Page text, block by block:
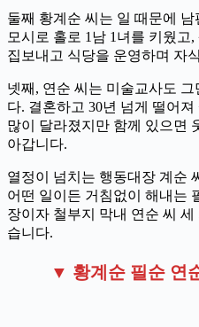
둘째 황계순 씨는 일 때문에
모시로 홀로 1남 1녀를 키웠고
집보내고 식당을 운영하며 자
넷째, 연순 씨는 미술교사도
다. 결혼하고 30년 넘게 떨어
많이 달라졌지만 함께 있으면
아갑니다.
열정이 넘치는 행동대장 계순
어떤 일이든 거침없이 해내는
장이자 철부지 막내 연순 씨
습니다.
▼ 황계순 필순 연